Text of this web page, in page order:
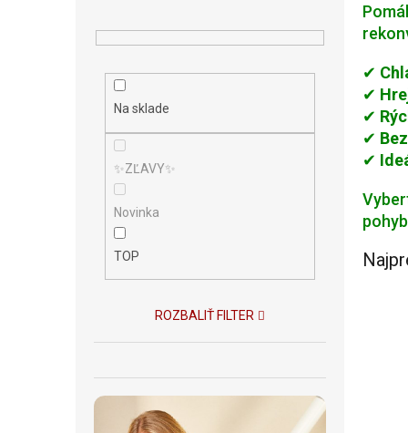
Na sklade
✨ZĽAVY✨
Novinka
TOP
ROZBALIŤ FILTER
✔
✔
✔
✔
✔